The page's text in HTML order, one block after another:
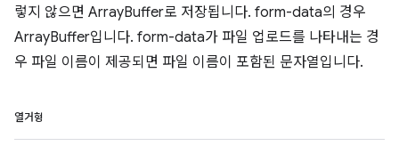
렇지 않으면 ArrayBuffer로 저장됩니다. form-data의 경우
ArrayBuffer입니다. form-data가 파일 업로드를 나타내는 경
우 파일 이름이 제공되면 파일 이름이 포함된 문자열입니다.
열거형